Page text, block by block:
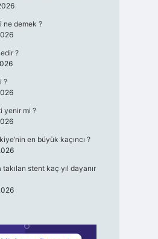
ne demek ?
?
?
yenir mi ?
en büyük kaçıncı ?
takılan stent kaç yıl dayanır